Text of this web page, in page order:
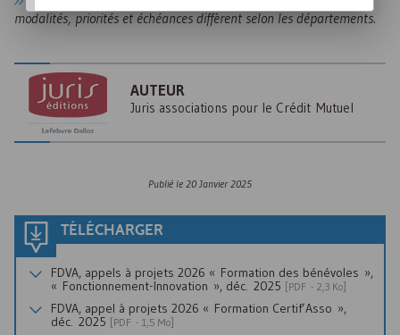
modalités, priorités et échéances diffèrent selon les départements.
AUTEUR
Juris associations pour le Crédit Mutuel
Publié le 20 Janvier 2025
TÉLÉCHARGER
FDVA, appels à projets 2026 « Formation des bénévoles »,
« Fonctionnement-Innovation », déc. 2025 [PDF - 2,3 Ko]
FDVA, appel à projets 2026 « Formation Certif’Asso »,
déc. 2025 [PDF - 1,5 Mo]